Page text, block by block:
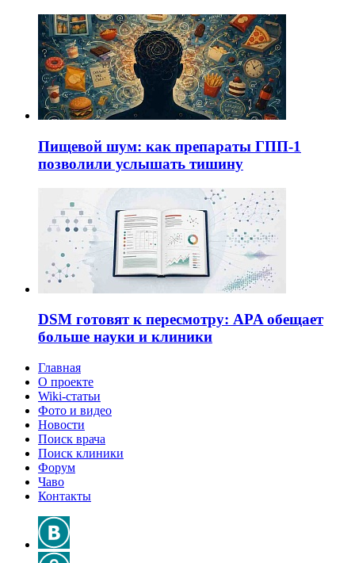
Пищевой шум: как препараты ГПП-1
позволили услышать тишину
DSM готовят к пересмотру: APA обещает
больше науки и клиники
Главная
О проекте
Wiki-статьи
Фото и видео
Новости
Поиск врача
Поиск клиники
Форум
Чаво
Контакты